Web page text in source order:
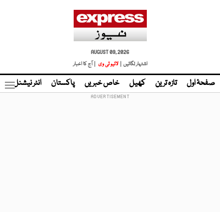
AUGUST 09, 2026
اشتہار لگائیں |
لائیو ٹی وی | آج کا اخبار
صفحۂ اول تازہ ترین کھیل خاص خبریں پاکستان انٹر نیشنل